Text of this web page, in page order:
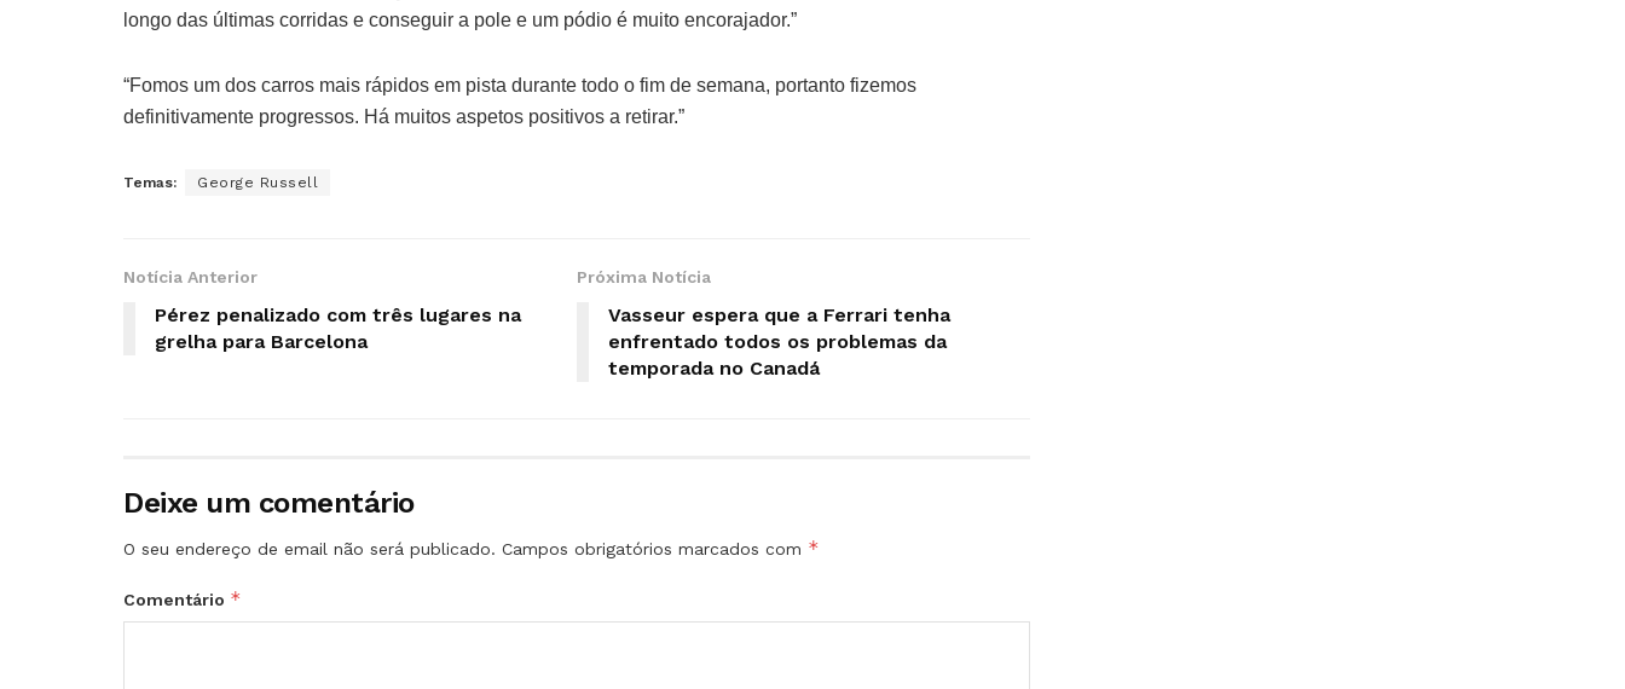
longo das últimas corridas e conseguir a pole e um pódio é muito encorajador.”
“Fomos um dos carros mais rápidos em pista durante todo o fim de semana, portanto fizemos
definitivamente progressos. Há muitos aspetos positivos a retirar.”
Temas: George Russell
Notícia Anterior
Pérez penalizado com três lugares na
grelha para Barcelona
Próxima Notícia
Vasseur espera que a Ferrari tenha
enfrentado todos os problemas da
temporada no Canadá
Deixe um comentário
O seu endereço de email não será publicado. Campos obrigatórios marcados com *
Comentário *